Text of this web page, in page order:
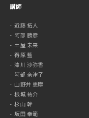
講師
近藤 拓人
阿部 勝彦
土屋 未来
得原 藍
漆川 沙弥香
阿部 奈津子
山野井 恵摩
根城 祐介
杉山 幹
坂田 幸範